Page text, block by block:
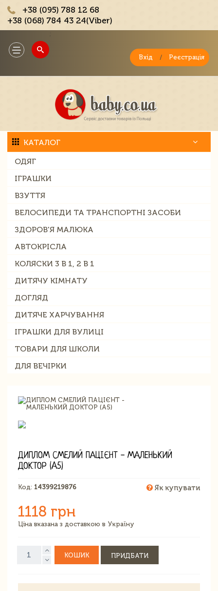
+38 (095) 788 12 68
+38 (068) 784 43 24(Viber)
Toggle
navigation
Вхід / Реєстрація
КАТАЛОГ
ОДЯГ
ІГРАШКИ
ВЗУТТЯ
ВЕЛОСИПЕДИ ТА ТРАНСПОРТНІ ЗАСОБИ
ЗДОРОВ'Я МАЛЮКА
АВТОКРІСЛА
КОЛЯСКИ 3 В 1, 2 В 1
ДИТЯЧУ КІМНАТУ
ДОГЛЯД
ДИТЯЧЕ ХАРЧУВАННЯ
ІГРАШКИ ДЛЯ ВУЛИЦІ
ТОВАРИ ДЛЯ ШКОЛИ
ДЛЯ ВЕЧІРКИ
ДИПЛОМ СМЕЛИЙ ПАЦІЄНТ - МАЛЕНЬКИЙ
ДОКТОР (A5)
Код: 14399219876 Як купувати
1118 грн
Ціна вказана з доставкою в Україну
КОШИК ПРИДБАТИ